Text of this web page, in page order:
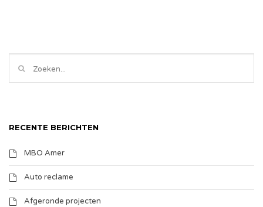
RECENTE BERICHTEN
MBO Amer
Auto reclame
Afgeronde projecten